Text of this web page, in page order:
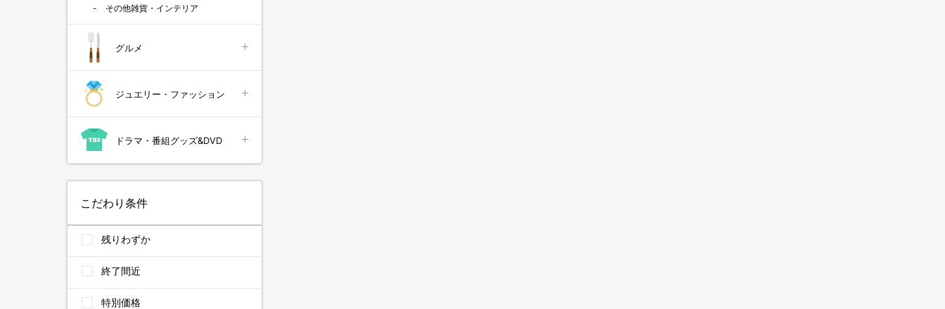
その他雑貨・インテリア
グルメ
ジュエリー・ファッション
ドラマ・番組グッズ&DVD
こだわり条件
残りわずか
終了間近
特別価格